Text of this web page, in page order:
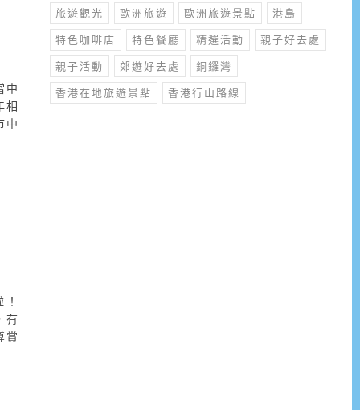
中
相
中
有
賞
旅遊觀光 歐洲旅遊 歐洲旅遊景點 港島
特色咖啡店 特色餐廳 精選活動 親子好去處
親子活動 郊遊好去處 銅鑼灣
香港在地旅遊景點 香港行山路線